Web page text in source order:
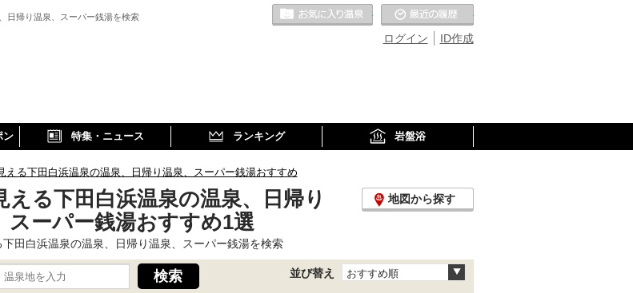
日帰り温泉、スーパー銭湯を検索
ID作成
ログイン
お気に入りの温泉
ン 特集・ニュース ランキング 岩盤浴
える下田白浜温泉の温泉、日帰り温泉、スーパー銭湯おすすめ
える下田白浜温泉の温泉、日帰り
スーパー銭湯おすすめ1選
地図から探す
田白浜温泉の温泉、日帰り温泉、スーパー銭湯を検索
並び替え おすすめ順